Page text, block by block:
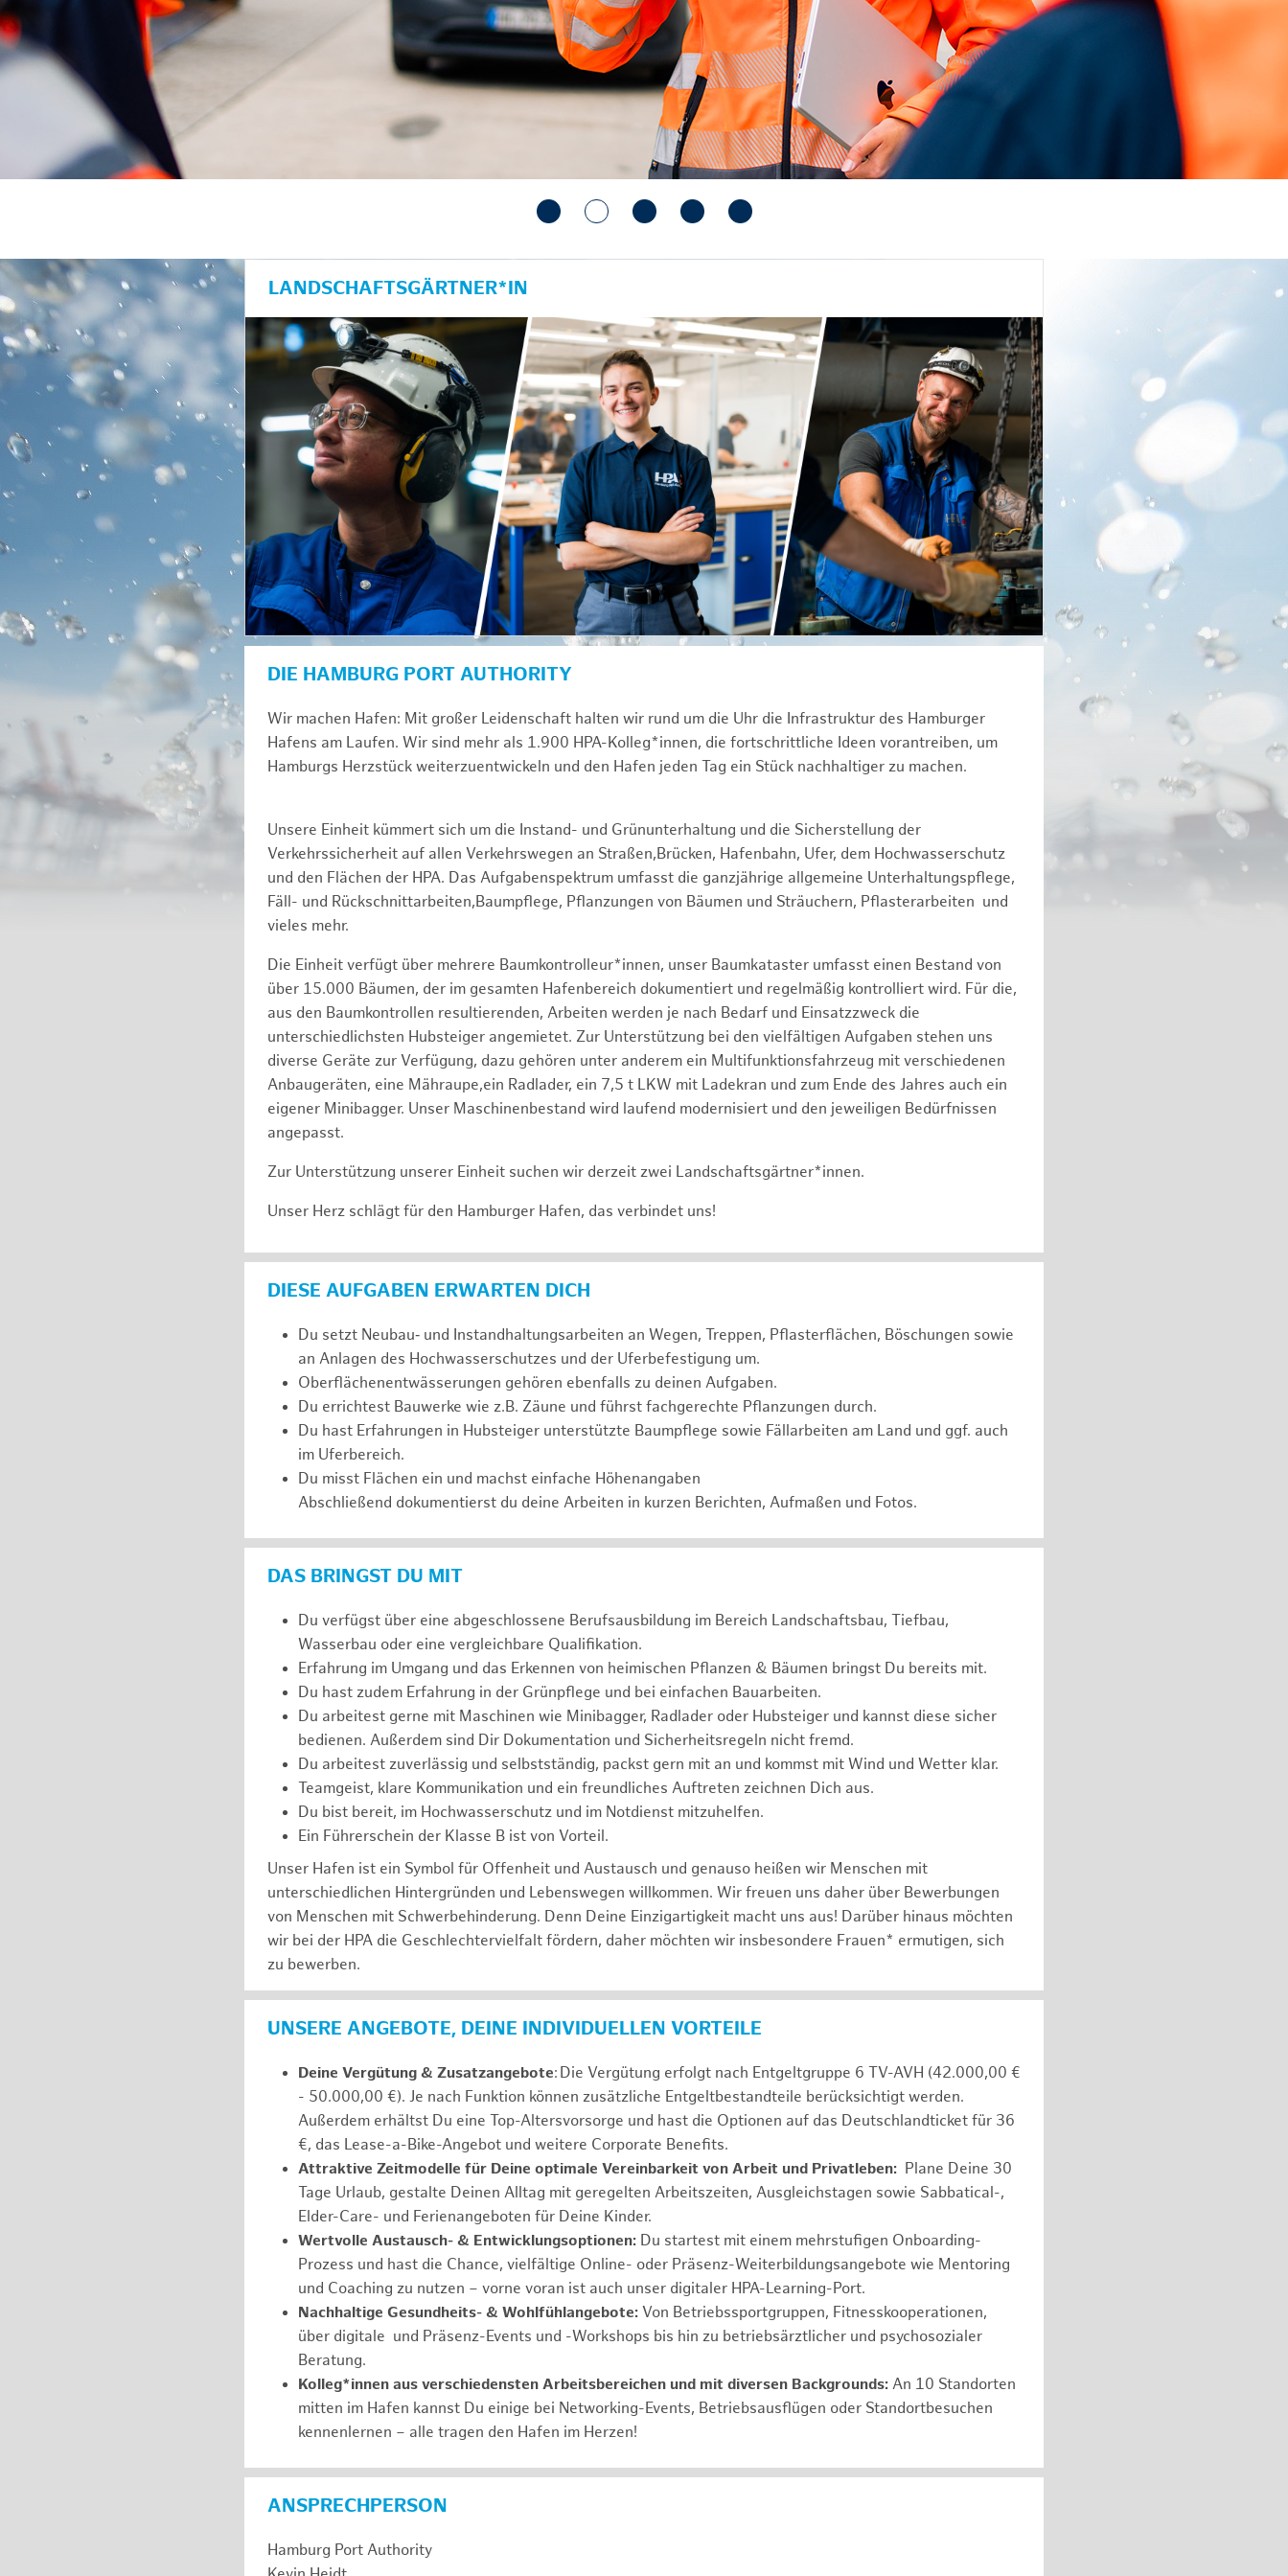
anzeigen/schließen
LANDSCHAFTSGÄRTNER*IN
DIE HAMBURG PORT AUTHORITY
Wir machen Hafen: Mit großer Leidenschaft halten wir rund um die Uhr die Infrastruktur des Hamburger
Hafens am Laufen. Wir sind mehr als 1.900 HPA-Kolleg*innen, die fortschrittliche Ideen vorantreiben, um
Hamburgs Herzstück weiterzuentwickeln und den Hafen jeden Tag ein Stück nachhaltiger zu machen.
Unsere Einheit kümmert sich um die Instand- und Grünunterhaltung und die Sicherstellung der
Verkehrssicherheit auf allen Verkehrswegen an Straßen,Brücken, Hafenbahn, Ufer, dem Hochwasserschutz
und den Flächen der HPA. Das Aufgabenspektrum umfasst die ganzjährige allgemeine Unterhaltungspflege,
Fäll- und Rückschnittarbeiten,Baumpflege, Pflanzungen von Bäumen und Sträuchern, Pflasterarbeiten und
vieles mehr.
Die Einheit verfügt über mehrere Baumkontrolleur*innen, unser Baumkataster umfasst einen Bestand von
über 15.000 Bäumen, der im gesamten Hafenbereich dokumentiert und regelmäßig kontrolliert wird. Für die,
aus den Baumkontrollen resultierenden, Arbeiten werden je nach Bedarf und Einsatzzweck die
unterschiedlichsten Hubsteiger angemietet. Zur Unterstützung bei den vielfältigen Aufgaben stehen uns
diverse Geräte zur Verfügung, dazu gehören unter anderem ein Multifunktionsfahrzeug mit verschiedenen
Anbaugeräten, eine Mähraupe,ein Radlader, ein 7,5 t LKW mit Ladekran und zum Ende des Jahres auch ein
eigener Minibagger. Unser Maschinenbestand wird laufend modernisiert und den jeweiligen Bedürfnissen
angepasst.
Zur Unterstützung unserer Einheit suchen wir derzeit zwei Landschaftsgärtner*innen.
Unser Herz schlägt für den Hamburger Hafen, das verbindet uns!
DIESE AUFGABEN ERWARTEN DICH
Du setzt Neubau‑ und Instandhaltungsarbeiten an Wegen, Treppen, Pflasterflächen, Böschungen sowie
an Anlagen des Hochwasserschutzes und der Uferbefestigung um.
Oberflächenentwässerungen gehören ebenfalls zu deinen Aufgaben.
Du errichtest Bauwerke wie z.B. Zäune und führst fachgerechte Pflanzungen durch.
Du hast Erfahrungen in Hubsteiger unterstützte Baumpflege sowie Fällarbeiten am Land und ggf. auch
im Uferbereich.
Du misst Flächen ein und machst einfache Höhenangaben
Abschließend dokumentierst du deine Arbeiten in kurzen Berichten, Aufmaßen und Fotos.
DAS BRINGST DU MIT
Du verfügst über eine abgeschlossene Berufsausbildung im Bereich Landschaftsbau, Tiefbau,
Wasserbau oder eine vergleichbare Qualifikation.
Erfahrung im Umgang und das Erkennen von heimischen Pflanzen & Bäumen bringst Du bereits mit.
Du hast zudem Erfahrung in der Grünpflege und bei einfachen Bauarbeiten.
Du arbeitest gerne mit Maschinen wie Minibagger, Radlader oder Hubsteiger und kannst diese sicher
bedienen. Außerdem sind Dir Dokumentation und Sicherheitsregeln nicht fremd.
Du arbeitest zuverlässig und selbstständig, packst gern mit an und kommst mit Wind und Wetter klar.
Teamgeist, klare Kommunikation und ein freundliches Auftreten zeichnen Dich aus.
Du bist bereit, im Hochwasserschutz und im Notdienst mitzuhelfen.
Ein Führerschein der Klasse B ist von Vorteil.
Unser Hafen ist ein Symbol für Offenheit und Austausch und genauso heißen wir Menschen mit
unterschiedlichen Hintergründen und Lebenswegen willkommen. Wir freuen uns daher über Bewerbungen
von Menschen mit Schwerbehinderung. Denn Deine Einzigartigkeit macht uns aus! Darüber hinaus möchten
wir bei der HPA die Geschlechtervielfalt fördern, daher möchten wir insbesondere Frauen* ermutigen, sich
zu bewerben.
UNSERE ANGEBOTE, DEINE INDIVIDUELLEN VORTEILE
Deine Vergütung & Zusatzangebote: Die Vergütung erfolgt nach Entgeltgruppe 6 TV-AVH (42.000,00 €
- 50.000,00 €). Je nach Funktion können zusätzliche Entgeltbestandteile berücksichtigt werden.
Außerdem erhältst Du eine Top-Altersvorsorge und hast die Optionen auf das Deutschlandticket für 36
€, das Lease-a-Bike-Angebot und weitere Corporate Benefits.
Attraktive Zeitmodelle für Deine optimale Vereinbarkeit von Arbeit und Privatleben: Plane Deine 30
Tage Urlaub, gestalte Deinen Alltag mit geregelten Arbeitszeiten, Ausgleichstagen sowie Sabbatical-,
Elder-Care- und Ferienangeboten für Deine Kinder.
Wertvolle Austausch- & Entwicklungsoptionen: Du startest mit einem mehrstufigen Onboarding-
Prozess und hast die Chance, vielfältige Online- oder Präsenz-Weiterbildungsangebote wie Mentoring
und Coaching zu nutzen – vorne voran ist auch unser digitaler HPA-Learning-Port.
Nachhaltige Gesundheits- & Wohlfühlangebote: Von Betriebssportgruppen, Fitnesskooperationen,
über digitale und Präsenz-Events und -Workshops bis hin zu betriebsärztlicher und psychosozialer
Beratung.
Kolleg*innen aus verschiedensten Arbeitsbereichen und mit diversen Backgrounds: An 10 Standorten
mitten im Hafen kannst Du einige bei Networking-Events, Betriebsausflügen oder Standortbesuchen
kennenlernen – alle tragen den Hafen im Herzen!
ANSPRECHPERSON
Hamburg Port Authority